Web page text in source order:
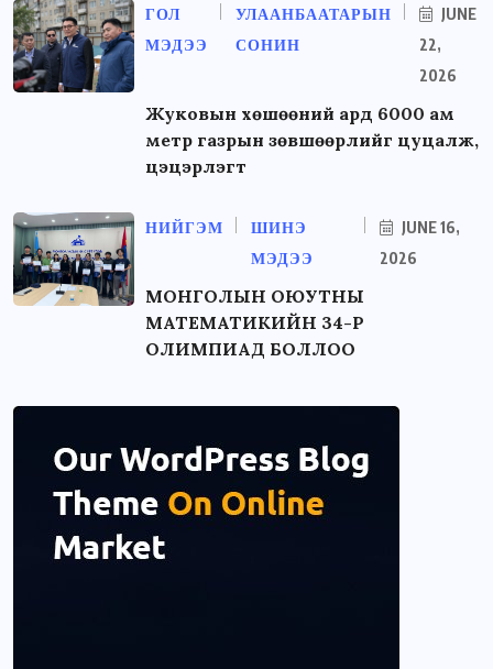
ГОЛ
МЭДЭЭ
УЛААНБААТАРЫН
СОНИН
JUNE
22,
2026
Жуковын хөшөөний ард 6000 ам
метр газрын зөвшөөрлийг цуцалж,
цэцэрлэгт
НИЙГЭМ
ШИНЭ
МЭДЭЭ
JUNE 16,
2026
МОНГОЛЫН ОЮУТНЫ
МАТЕМАТИКИЙН 34-Р
ОЛИМПИАД БОЛЛОО